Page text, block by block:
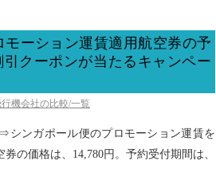
ーション運賃適用航空券の予
引クーポンが当たるキャンペー
機会社の比較/一覧
シンガポール便のプロモーション運賃を
の価格は、14,780円。予約受付期間は、